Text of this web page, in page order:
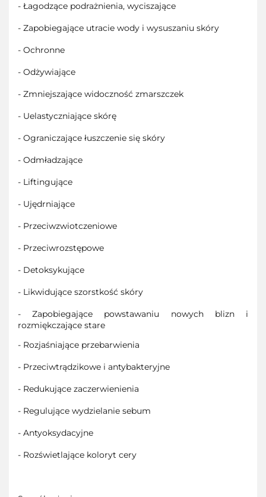
- Łagodzące podrażnienia, wyciszające
- Zapobiegające utracie wody i wysuszaniu skóry
- Ochronne
- Odżywiające
- Zmniejszające widoczność zmarszczek
- Uelastyczniające skórę
- Ograniczające łuszczenie się skóry
- Odmładzające
- Liftingujące
- Ujędrniające
- Przeciwzwiotczeniowe
- Przeciwrozstępowe
- Detoksykujące
- Likwidujące szorstkość skóry
- Zapobiegające powstawaniu nowych blizn i
rozmiękczające stare
- Rozjaśniające przebarwienia
- Przeciwtrądzikowe i antybakteryjne
- Redukujące zaczerwienienia
- Regulujące wydzielanie sebum
- Antyoksydacyjne
- Rozświetlające koloryt cery